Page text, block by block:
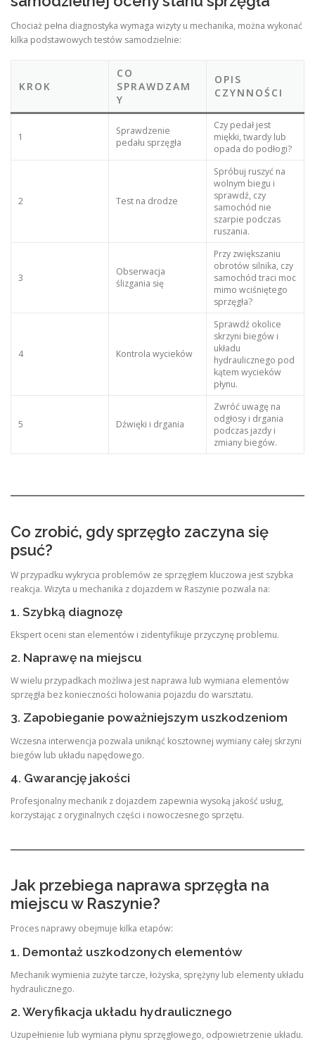
Chociaż pełna diagnostyka wymaga wizyty u mechanika, można wykonać
kilka podstawowych testów samodzielnie:
KROK
CO
SPRAWDZAM
Y
OPIS
CZYNNOŚCI
1
Sprawdzenie
pedału sprzęgła
Czy pedał jest
miękki, twardy lub
opada do podłogi?
2 Test na drodze
Spróbuj ruszyć na
wolnym biegu i
sprawdź, czy
samochód nie
szarpie podczas
ruszania.
3
Obserwacja
ślizgania się
Przy zwiększaniu
obrotów silnika, czy
samochód traci moc
mimo wciśniętego
sprzęgła?
4 Kontrola wycieków
Sprawdź okolice
skrzyni biegów i
układu
hydraulicznego pod
kątem wycieków
płynu.
5 Dźwięki i drgania
Zwróć uwagę na
odgłosy i drgania
podczas jazdy i
zmiany biegów.
Co zrobić, gdy sprzęgło zaczyna się
psuć?
W przypadku wykrycia problemów ze sprzęgłem kluczowa jest szybka
reakcja. Wizyta u mechanika z dojazdem w Raszynie pozwala na:
1. Szybką diagnozę
Ekspert oceni stan elementów i zidentyfikuje przyczynę problemu.
2. Naprawę na miejscu
W wielu przypadkach możliwa jest naprawa lub wymiana elementów
sprzęgła bez konieczności holowania pojazdu do warsztatu.
3. Zapobieganie poważniejszym uszkodzeniom
Wczesna interwencja pozwala uniknąć kosztownej wymiany całej skrzyni
biegów lub układu napędowego.
4. Gwarancję jakości
Profesjonalny mechanik z dojazdem zapewnia wysoką jakość usług,
korzystając z oryginalnych części i nowoczesnego sprzętu.
Jak przebiega naprawa sprzęgła na
miejscu w Raszynie?
Proces naprawy obejmuje kilka etapów:
1. Demontaż uszkodzonych elementów
Mechanik wymienia zużyte tarcze, łożyska, sprężyny lub elementy układu
hydraulicznego.
2. Weryfikacja układu hydraulicznego
Uzupełnienie lub wymiana płynu sprzęgłowego, odpowietrzenie układu.